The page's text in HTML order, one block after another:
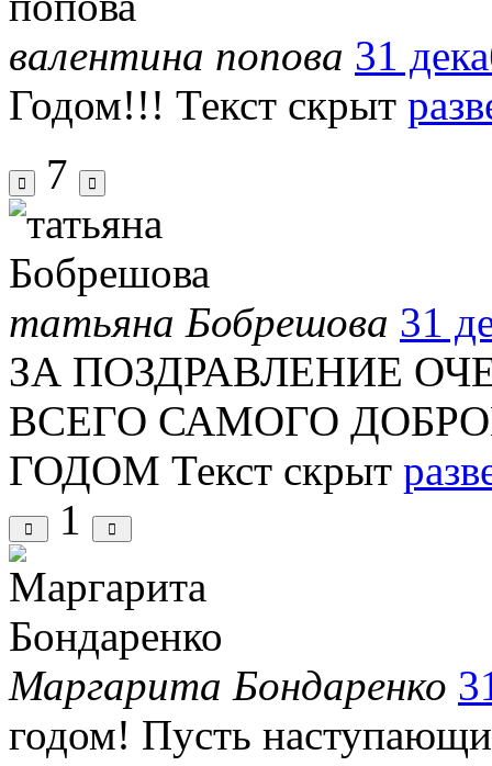
валентина попова 31
Годом!!! Текст скрыт
7
татьяна Бобрешова 31
ЗА ПОЗДРАВЛЕНИЕ
ВСЕГО САМОГО
ГОДОМ Текст скрыт
1
Маргарита Бондаренко
годом! Пусть